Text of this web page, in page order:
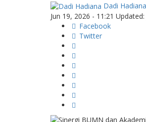
Dadi Hadiana
Jun 19, 2026 - 11:21 Updated:
Facebook
Twitter